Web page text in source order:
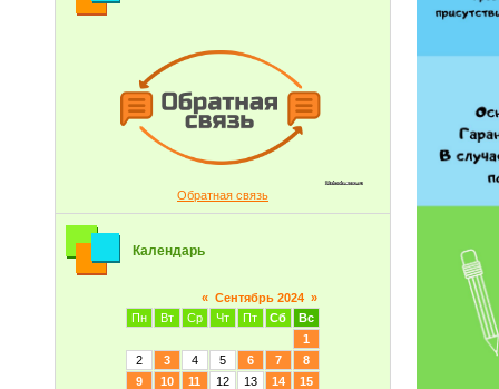
Обратная связь
Календарь
« Сентябрь 2024 »
Пн
Вт Ср Чт Пт Сб
Вс
1
2
3 4 5 6 7
8
9
10 11 12 13 14
15